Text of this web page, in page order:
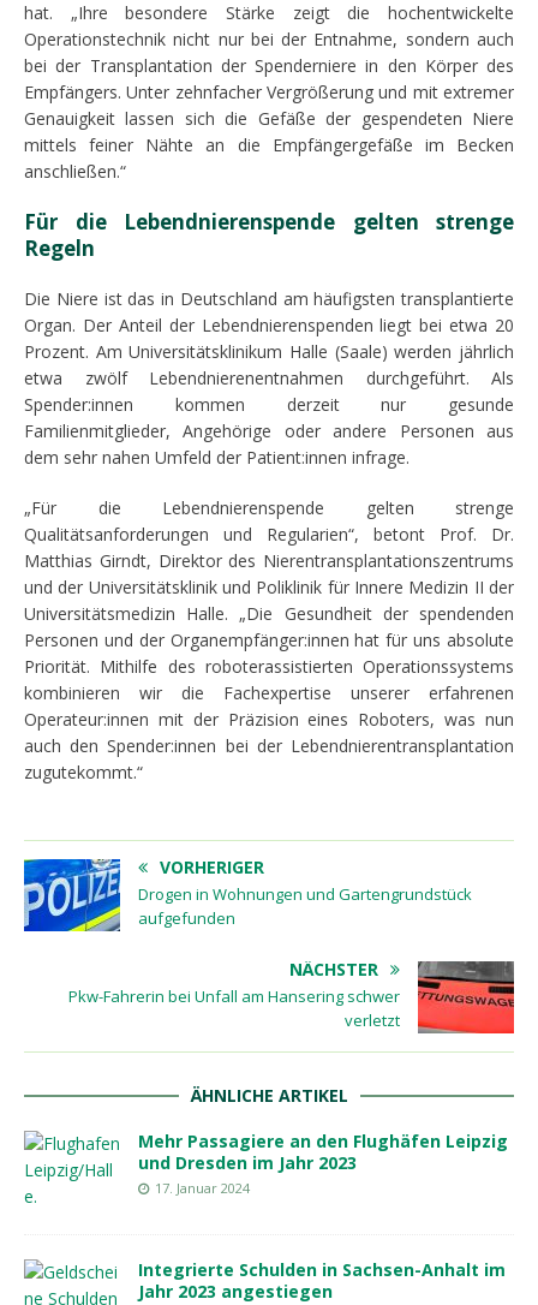
hat. „Ihre besondere Stärke zeigt die hochentwickelte
Operationstechnik nicht nur bei der Entnahme, sondern auch
bei der Transplantation der Spenderniere in den Körper des
Empfängers. Unter zehnfacher Vergrößerung und mit extremer
Genauigkeit lassen sich die Gefäße der gespendeten Niere
mittels feiner Nähte an die Empfängergefäße im Becken
anschließen.“
Für die Lebendnierenspende gelten strenge
Regeln
Die Niere ist das in Deutschland am häufigsten transplantierte
Organ. Der Anteil der Lebendnierenspenden liegt bei etwa 20
Prozent. Am Universitätsklinikum Halle (Saale) werden jährlich
etwa zwölf Lebendnierenentnahmen durchgeführt. Als
Spender:innen kommen derzeit nur gesunde
Familienmitglieder, Angehörige oder andere Personen aus
dem sehr nahen Umfeld der Patient:innen infrage.
„Für die Lebendnierenspende gelten strenge
Qualitätsanforderungen und Regularien“, betont Prof. Dr.
Matthias Girndt, Direktor des Nierentransplantationszentrums
und der Universitätsklinik und Poliklinik für Innere Medizin II der
Universitätsmedizin Halle. „Die Gesundheit der spendenden
Personen und der Organempfänger:innen hat für uns absolute
Priorität. Mithilfe des roboterassistierten Operationssystems
kombinieren wir die Fachexpertise unserer erfahrenen
Operateur:innen mit der Präzision eines Roboters, was nun
auch den Spender:­innen bei der Lebendnierentransplantation
zugutekommt.“
VORHERIGER
Drogen in Wohnungen und Gartengrundstück
aufgefunden
NÄCHSTER
Pkw-Fahrerin bei Unfall am Hansering schwer
verletzt
ÄHNLICHE ARTIKEL
Mehr Passagiere an den Flughäfen Leipzig
und Dresden im Jahr 2023
17. Januar 2024
Integrierte Schulden in Sachsen-Anhalt im
Jahr 2023 angestiegen